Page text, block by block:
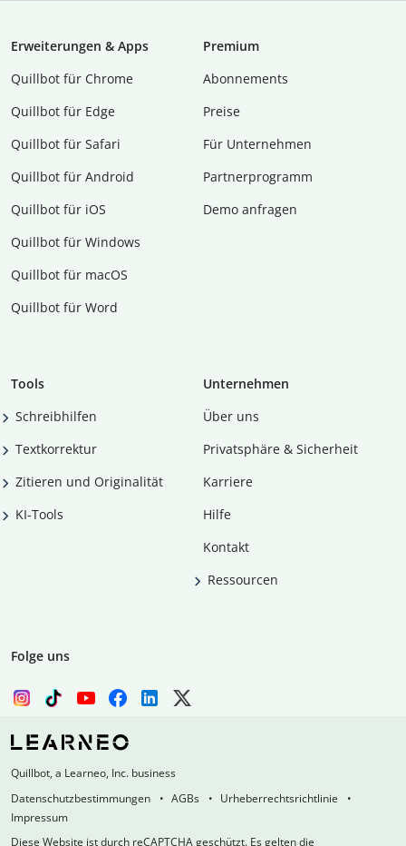
Erweiterungen & Apps
Quillbot für Chrome
Quillbot für Edge
Quillbot für Safari
Quillbot für Android
Quillbot für iOS
Quillbot für Windows
Quillbot für macOS
Quillbot für Word
Premium
Abon­ne­ments
Preise
Für Unternehmen
Partnerprogramm
Demo anfragen
Tools
Schreibhilfen
Textkorrektur
Zitieren und Originalität
KI-Tools
Unternehmen
Über uns
Privatsphäre & Sicherheit
Karriere
Hilfe
Kontakt
Ressourcen
Folge uns
Quillbot, a Learneo, Inc. business
Datenschutzbestimmungen
AGBs
Urheberrechtsrichtlinie
Impressum
Diese Website ist durch reCAPTCHA geschützt. Es gelten die